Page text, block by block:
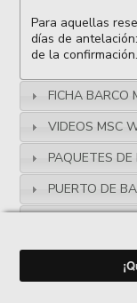
Para aquellas
días de
de la confirmación.
Formas de
Ingreso en
Tarjeta de
T.P.V.
NO
FICHA BARCO
VIDEOS MSC
PAQUETES
PUERTO DE
POLÍTICA DE